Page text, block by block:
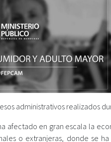
administrativos realizados
afectado en gran escala la
o extranjeras, donde se